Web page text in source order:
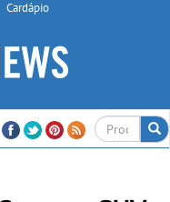
Cardápio